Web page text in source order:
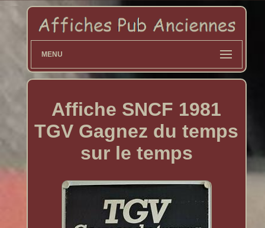
MENU
Affiche SNCF 1981
TGV Gagnez du temps
sur le temps